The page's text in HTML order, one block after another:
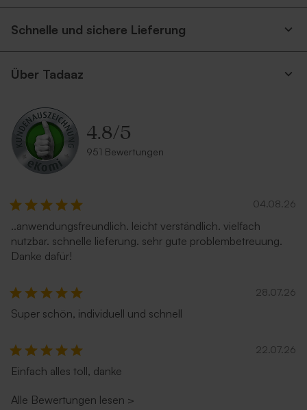
Schnelle und sichere Lieferung
Über Tadaaz
4.8/5
951 Bewertungen
04.08.26
..anwendungsfreundlich. leicht verständlich. vielfach
nutzbar. schnelle lieferung. sehr gute problembetreuung.
Danke dafür!
28.07.26
Super schön, individuell und schnell
22.07.26
Einfach alles toll, danke
Alle Bewertungen lesen >